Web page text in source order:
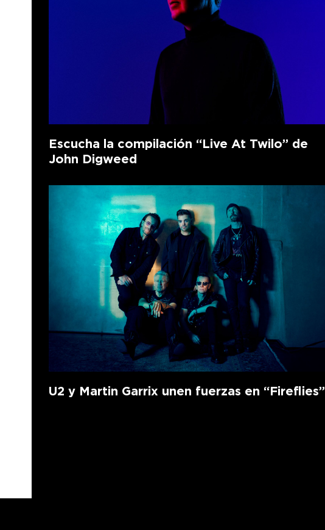
Escucha la compilación “Live At Twilo” de
John Digweed
U2 y Martin Garrix unen fuerzas en “Fireflies”